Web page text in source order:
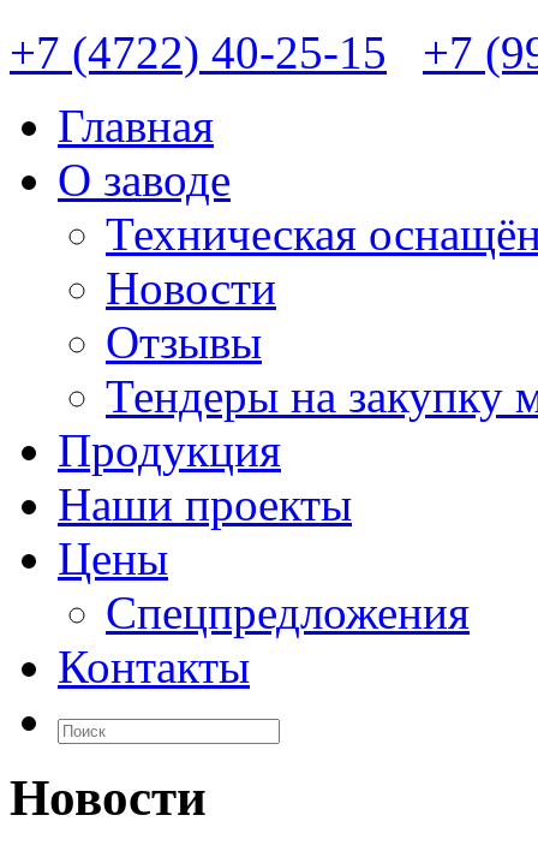
+7 (4722) 40-25-15
+7
Главная
О заводе
Техническая
Новости
Отзывы
Тендеры на закупку
Продукция
Наши проекты
Цены
Спецпредложения
Контакты
Новости